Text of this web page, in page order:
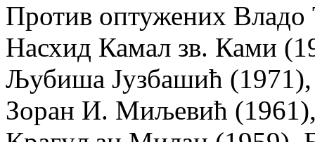
Против оптужених
Насхид Камал зв. Ками
Љубиша Јузбашић
Зоран И. Миљевић